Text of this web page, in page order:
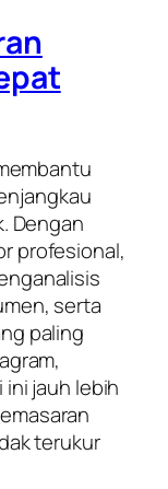
Dengan
profesional,
serta
paling
ini jauh lebih
terukur